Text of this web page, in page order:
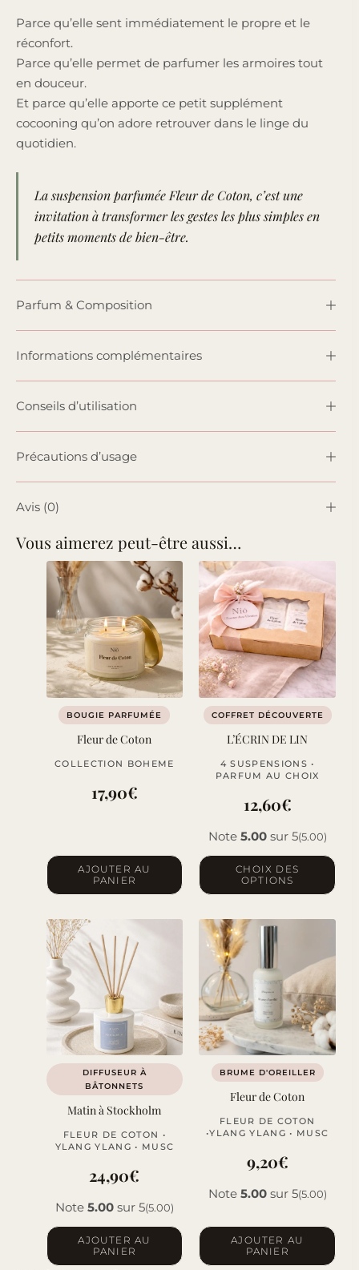
Parce qu’elle sent immédiatement le propre et le
réconfort.
Parce qu’elle permet de parfumer les armoires tout
en douceur.
Et parce qu’elle apporte ce petit supplément
cocooning qu’on adore retrouver dans le linge du
quotidien.
La suspension parfumée Fleur de Coton, c’est une
invitation à transformer les gestes les plus simples en
petits moments de bien-être.
Parfum & Composition
Informations complémentaires
Conseils d’utilisation
Précautions d’usage
Avis (0)
Vous aimerez peut-être aussi…
BOUGIE PARFUMÉE
Fleur de Coton
COLLECTION BOHEME
17,90€
AJOUTER AU
PANIER
COFFRET DÉCOUVERTE
L’ÉCRIN DE LIN
4 SUSPENSIONS •
PARFUM AU CHOIX
12,60€
Note 5.00sur 5(5.00)
CHOIX DES
OPTIONS
Ce
produit
plusieurs
variations.
Les
options
peuvent
être
choisies
sur
la
du
produit
DIFFUSEUR À
BÂTONNETS
Matin à Stockholm
FLEUR DE COTON •
YLANG YLANG • MUSC
24,90€
Note 5.00sur 5(5.00)
AJOUTER AU
PANIER
BRUME D'OREILLER
Fleur de Coton
FLEUR DE COTON
•YLANG YLANG • MUSC
9,20€
Note 5.00sur 5(5.00)
AJOUTER AU
PANIER